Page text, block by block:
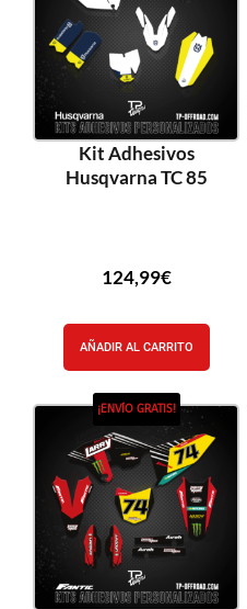
Kit Adhesivos
Husqvarna TC 85
124,99€
AÑADIR AL CARRITO
¡ENVÍO GRATIS!